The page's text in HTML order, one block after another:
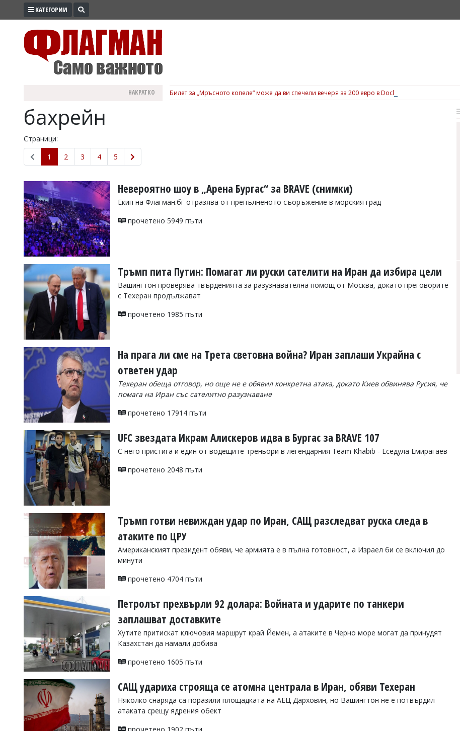
ПРОМО
КУЛТУРА
ЗДРАВЕ
ПОЛИТИКА
ОБЩИНИ
ОБЩЕСТВО
ЛАЙФСТАЙЛ
ВОЙНАТА
УКРАЙНА
СПОРТ
РАЗСЛЕДВАНЕ
БИЗНЕС
Управители:
Веселин
Василев,
v.vasilev@flagman.bg
Касабова,
k.kassabova@flagman.bg
Главен
редактор:
Колев,
office@flagman.bg
Коментарите
статиите
въвеждат
читателите
редакцията
отговорност
откриете
обиден
сигнализирайте
КАТЕГОРИИ
НАКРАТКО Билет за „Мръсното копеле“ може да ви спечели вечеря за 200 евро в Dock 5, вижте подробности
бахрейн
Страници:
1
2 3 4 5
Невероятно шоу в „Арена Бургас“ за BRAVE (снимки)
Екип на Флагман.бг отразява от препълненото съоръжение в морския град
прочетено 5949 пъти
Тръмп пита Путин: Помагат ли руски сателити на Иран да избира цели
Вашингтон проверява твърденията за разузнавателна помощ от Москва, докато преговорите
с Техеран продължават
прочетено 1985 пъти
На прага ли сме на Трета световна война? Иран заплаши Украйна с
ответен удар
Техеран обеща отговор, но още не е обявил конкретна атака, докато Киев обвинява Русия, че
помага на Иран със сателитно разузнаване
прочетено 17914 пъти
UFC звездата Икрам Алискеров идва в Бургас за BRAVE 107
С него пристига и един от водещите треньори в легендарния Team Khabib - Еседула Емирагаев
прочетено 2048 пъти
Тръмп готви невиждан удар по Иран, САЩ разследват руска следа в
атаките по ЦРУ
Американският президент обяви, че армията е в пълна готовност, а Израел би се включил до
минути
прочетено 4704 пъти
Петролът прехвърли 92 долара: Войната и ударите по танкери
заплашват доставките
Хутите притискат ключовия маршрут край Йемен, а атаките в Черно море могат да принудят
Казахстан да намали добива
прочетено 1605 пъти
САЩ удариха строяща се атомна централа в Иран, обяви Техеран
Няколко снаряда са поразили площадката на АЕЦ Дарховин, но Вашингтон не е потвърдил
атаката срещу ядрения обект